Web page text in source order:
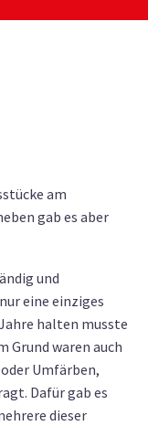
am
gab es aber
und
eine einziges
halten musste
Grund waren auch
Umfärben,
Dafür gab es
dieser